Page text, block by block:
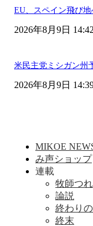
EU、スペイン飛び
2026年8月9日 14:42
米民主党ミシガン州
2026年8月9日
MIKOE
み声ショップ
連載
牧師つ
論説
終わり
終末